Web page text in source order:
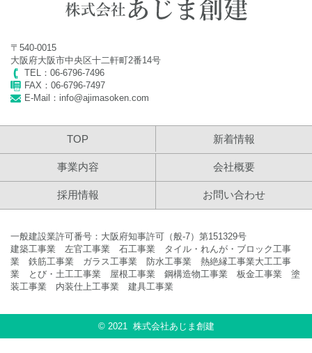
2023年 年末年始休業のお知らせ
2023年7月12日
2023年 夏季休業のお知らせ
2023年4月24日
2023年 ゴールデンウイーク休業のお知らせ
2022年11月30日
2022年 年末年始休業のお知らせ
2022年7月25日
2022年 夏季休業のお知らせ
2022年4月6日
2021年11月26日
〒540-0015
大阪府大阪市中央区十二軒町2番14号
TEL：06-6796-7496
FAX：06-6796-7497
E-Mail：info@ajimasoken.com
TOP 新着情報
事業内容 会社概要
採用情報 お問い合わせ
一般建設業許可番号：大阪府知事許可（般-7）第151329号
建築工事業 左官工事業 石工事業 タイル・れんが・ブロック工事
業 鉄筋工事業 ガラス工事業 防水工事業 熱絶縁工事業大工工事
業 とび・土工工事業 屋根工事業 鋼構造物工事業 板金工事業 塗
装工事業 内装仕上工事業 建具工事業
© 2021 株式会社あじま創建